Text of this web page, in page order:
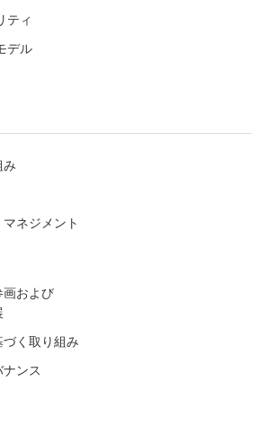
ティ
デル
み
ネジメント
画および
く取り組み
ンス